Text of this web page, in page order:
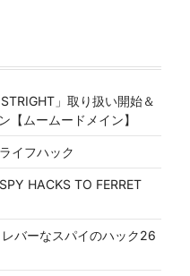
」取り扱い開始＆
【ムームードメイン】
イフハック
HACKS TO FERRET
バーなスパイのハック26